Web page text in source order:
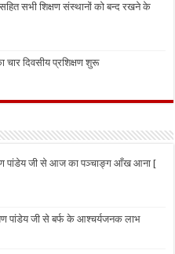
सभी शिक्षण संस्थानों को बन्द रखने के
दिवसीय प्रशिक्षण शुरू
पांडेय जी से आज का पञ्चाङ्ग आँख आना [
पांडेय जी से बर्फ के आश्चर्यजनक लाभ